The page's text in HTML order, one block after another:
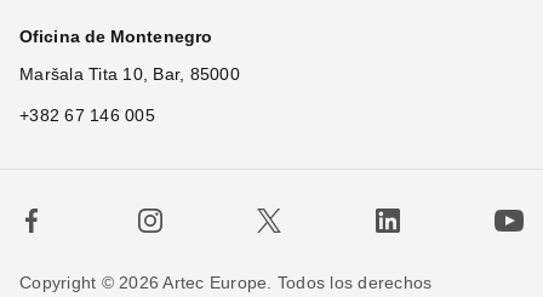
Oficina de Montenegro
Maršala Tita 10, Bar, 85000
+382 67 146 005
Copyright © 2026 Artec Europe. Todos los derechos